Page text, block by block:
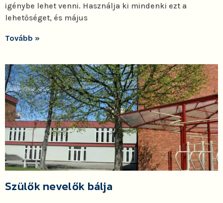
igénybe lehet venni. Használja ki mindenki ezt a
lehetőséget, és május
Tovább »
Szülők nevelők bálja